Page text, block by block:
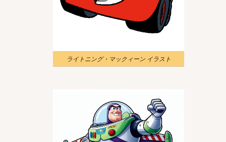
ライトニング・マックィーン イラスト